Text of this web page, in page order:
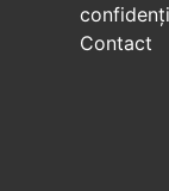
Contact